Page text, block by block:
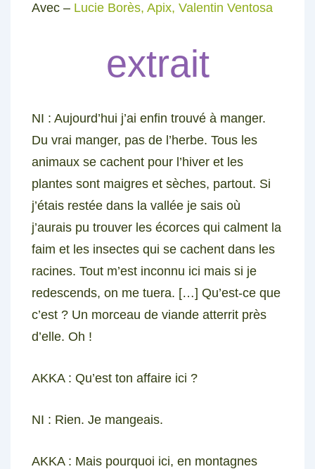
Avec – Lucie Borès, Apix, Valentin Ventosa
extrait
NI : Aujourd’hui j’ai enfin trouvé à manger.
Du vrai manger, pas de l’herbe. Tous les
animaux se cachent pour l’hiver et les
plantes sont maigres et sèches, partout. Si
j’étais restée dans la vallée je sais où
j’aurais pu trouver les écorces qui calment la
faim et les insectes qui se cachent dans les
racines. Tout m’est inconnu ici mais si je
redescends, on me tuera. […] Qu’est-ce que
c’est ? Un morceau de viande atterrit près
d’elle. Oh !
AKKA : Qu’est ton affaire ici ?
NI : Rien. Je mangeais.
AKKA : Mais pourquoi ici, en montagnes